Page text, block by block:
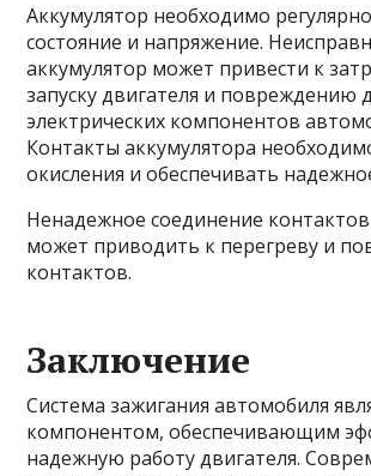
Аккумулятор необходимо
состояние и напряжение.
аккумулятор может привести к
запуску двигателя и повреждению
электрических компонентов
Контакты аккумулятора
окисления и обеспечивать
Ненадежное соединение
может приводить к перегреву и
контактов.
Заключение
Система зажигания автомобиля
компонентом, обеспечивающим
надежную работу двигателя.